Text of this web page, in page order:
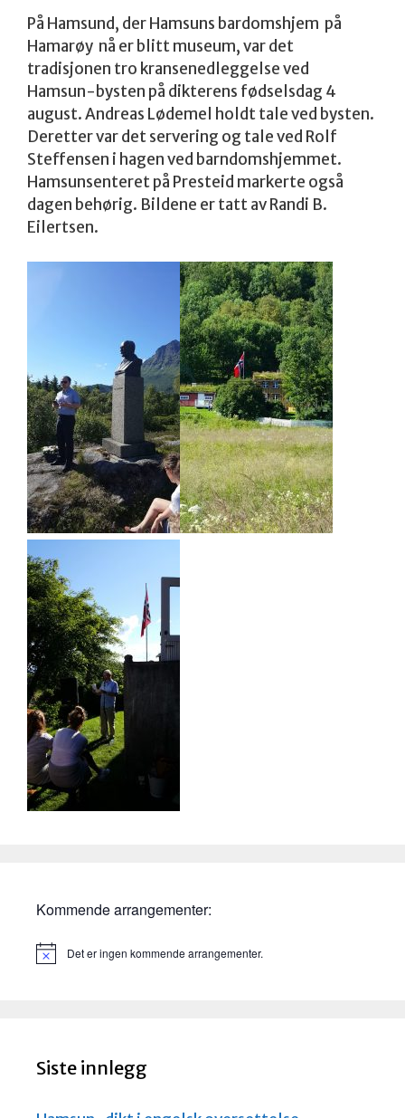
På Hamsund, der Hamsuns bardomshjem på
Hamarøy nå er blitt museum, var det
tradisjonen tro kransenedleggelse ved
Hamsun-bysten på dikterens fødselsdag 4
august. Andreas Lødemel holdt tale ved bysten.
Deretter var det servering og tale ved Rolf
Steffensen i hagen ved barndomshjemmet.
Hamsunsenteret på Presteid markerte også
dagen behørig. Bildene er tatt av Randi B.
Eilertsen.
Kommende arrangementer:
M
Det er ingen kommende arrangementer.
Siste innlegg